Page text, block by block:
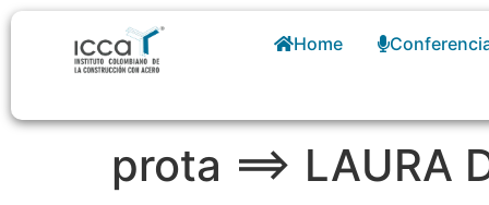
Home
prota ==> LAURA